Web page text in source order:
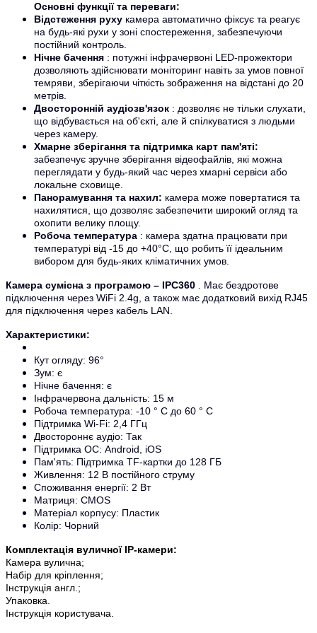
Основні функції та переваги:
Відстеження руху камера автоматично фіксує та реагує
на будь-які рухи у зоні спостереження, забезпечуючи
постійний контроль.
Нічне бачення : потужні інфрачервоні LED-прожектори
дозволяють здійснювати моніторинг навіть за умов повної
темряви, зберігаючи чіткість зображення на відстані до 20
метрів.
Двосторонній аудіозв'язок : дозволяє не тільки слухати,
що відбувається на об'єкті, але й спілкуватися з людьми
через камеру.
Хмарне зберігання та підтримка карт пам'яті:
забезпечує зручне зберігання відеофайлів, які можна
переглядати у будь-який час через хмарні сервіси або
локальне сховище.
Панорамування та нахил: камера може повертатися та
нахилятися, що дозволяє забезпечити широкий огляд та
охопити велику площу.
Робоча температура : камера здатна працювати при
температурі від -15 до +40°C, що робить її ідеальним
вибором для будь-яких кліматичних умов.
Камера сумісна з програмою – IPC360 . Має бездротове
підключення через WiFi 2.4g, а також має додатковий вихід RJ45
для підключення через кабель LAN.
Характеристики:
Кут огляду: 96°
Зум: є
Нічне бачення: є
Інфрачервона дальність: 15 м
Робоча температура: -10 ° С до 60 ° С
Підтримка Wi-Fi: 2,4 ГГц
Двостороннє аудіо: Так
Підтримка ОС: Android, iOS
Пам'ять: Підтримка TF-картки до 128 ГБ
Живлення: 12 В постійного струму
Споживання енергії: 2 Вт
Матриця: CMOS
Матеріал корпусу: Пластик
Колір: Чорний
Комплектація вуличної IP-камери:
Камера вулична;
Набір для кріплення;
Інструкція англ.;
Упаковка.
Інструкція користувача.